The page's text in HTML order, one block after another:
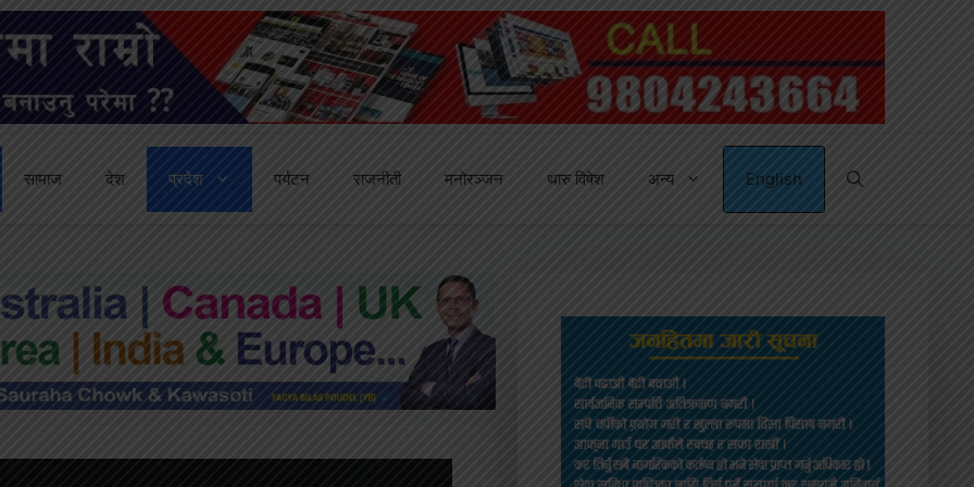
सामाज देश प्रदेश पर्यटन राजनीती मनोरञ्जन थारु विषेश अन्य English